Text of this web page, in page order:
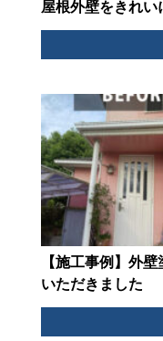
屋根外壁をきれい
【施工事例】外
いただきました